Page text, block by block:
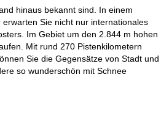
hinaus bekannt sind. In einem
Sie nicht nur internationales
Im Gebiet um den 2.844 m hohen
Mit rund 270 Pistenkilometern
Sie die Gegensätze von Stadt und
so wunderschön mit Schnee